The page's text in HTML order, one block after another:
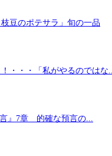
豆のポテサラ」旬の一品
・・・「私がやるのではな...
』7章 的確な預言の...